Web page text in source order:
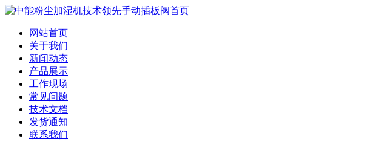
网站首页
关于我们
新闻动态
产品展示
工作现场
常见问题
技术文档
发货通知
联系我们